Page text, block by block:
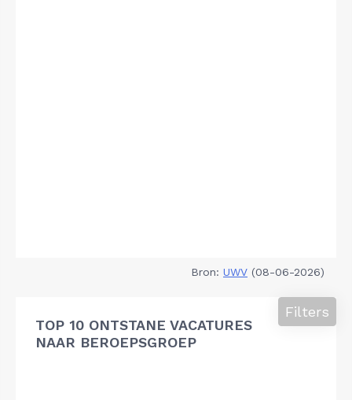
Bron: UWV (08-06-2026)
TOP 10 ONTSTANE VACATURES
NAAR BEROEPSGROEP
Filters